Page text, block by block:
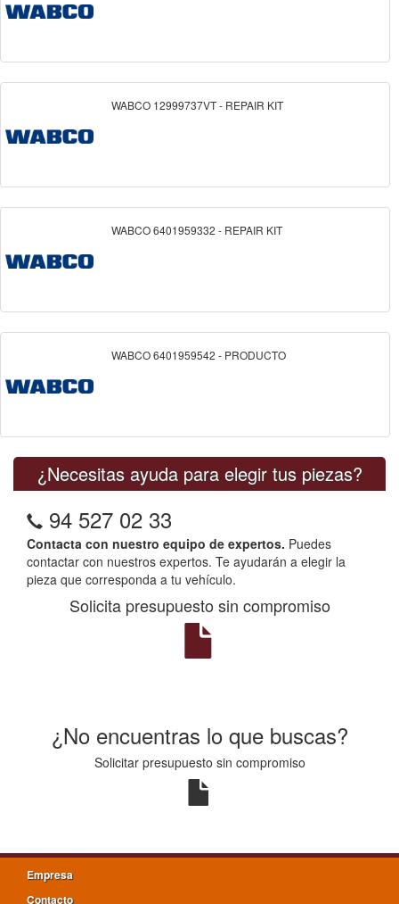
WABCO 12999737VT - REPAIR KIT
WABCO 6401959332 - REPAIR KIT
WABCO 6401959542 - PRODUCTO
¿Necesitas ayuda para elegir tus piezas?
94 527 02 33
Contacta con nuestro equipo de expertos. Puedes
contactar con nuestros expertos. Te ayudarán a elegir la
pieza que corresponda a tu vehículo.
Solicita presupuesto sin compromiso
¿No encuentras lo que buscas?
Solicitar presupuesto sin compromiso
Empresa
Contacto